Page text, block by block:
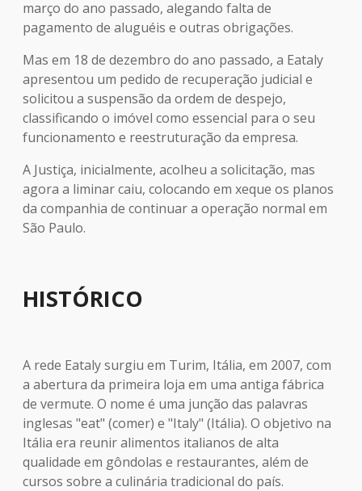
março do ano passado, alegando falta de
pagamento de aluguéis e outras obrigações.
Mas em 18 de dezembro do ano passado, a Eataly
apresentou um pedido de recuperação judicial e
solicitou a suspensão da ordem de despejo,
classificando o imóvel como essencial para o seu
funcionamento e reestruturação da empresa.
A Justiça, inicialmente, acolheu a solicitação, mas
agora a liminar caiu, colocando em xeque os planos
da companhia de continuar a operação normal em
São Paulo.
HISTÓRICO
A rede Eataly surgiu em Turim, Itália, em 2007, com
a abertura da primeira loja em uma antiga fábrica
de vermute. O nome é uma junção das palavras
inglesas "eat" (comer) e "Italy" (Itália). O objetivo na
Itália era reunir alimentos italianos de alta
qualidade em gôndolas e restaurantes, além de
cursos sobre a culinária tradicional do país.